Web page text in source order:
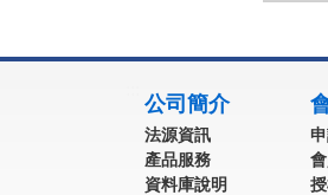
公司簡介
法源資訊
產品服務
資料庫說明